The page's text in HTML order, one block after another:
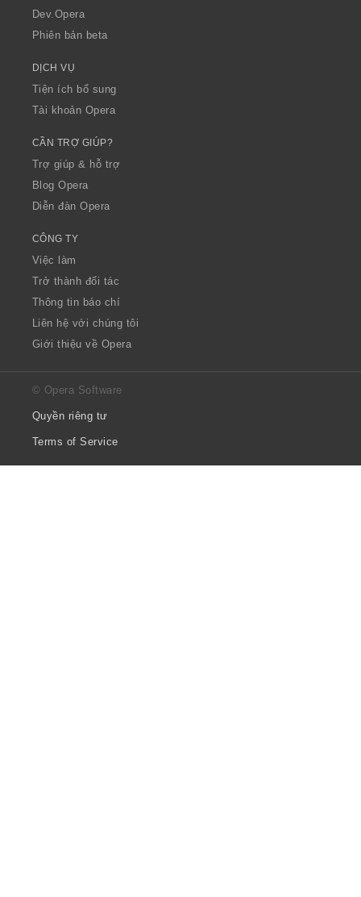
a
Dev.Opera
Phiên bản beta
DỊCH VỤ
Tiện ích bổ sung
Tài khoản Opera
CẦN TRỢ GIÚP?
Trợ giúp & hỗ trợ
Blog Opera
Diễn đàn Opera
CÔNG TY
Việc làm
Trở thành đối tác
Thông tin báo chí
Liên hệ với chúng tôi
Giới thiệu về Opera
© Opera Software
Quyền riêng tư
Terms of Service